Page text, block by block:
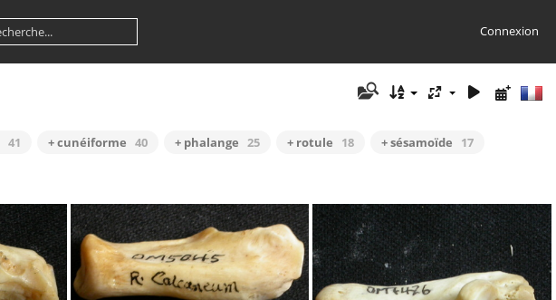
Connexion
41 + cunéiforme 40 + phalange 25 + rotule 18 + sésamoïde
17